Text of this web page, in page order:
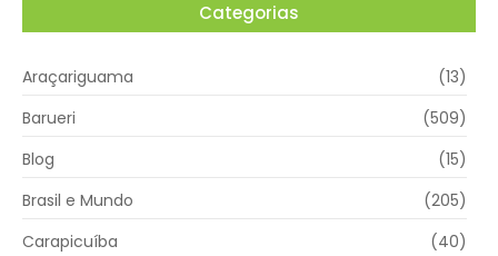
Categorias
Araçariguama
(13)
Barueri
(509)
Blog
(15)
Brasil e Mundo
(205)
Carapicuíba
(40)